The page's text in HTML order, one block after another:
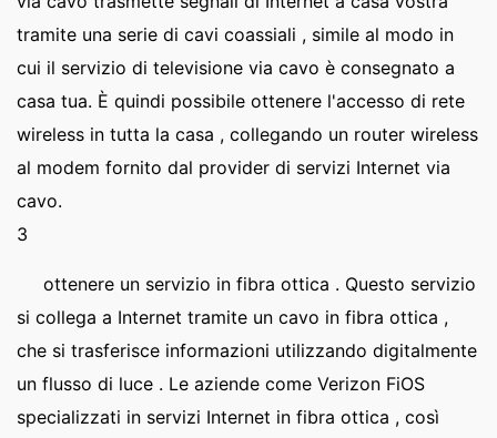
tramite una serie di cavi coassiali , simile al modo in
cui il servizio di televisione via cavo è consegnato a
casa tua. È quindi possibile ottenere l'accesso di rete
wireless in tutta la casa , collegando un router wireless
al modem fornito dal provider di servizi Internet via
cavo.
3
ottenere un servizio in fibra ottica . Questo servizio
si collega a Internet tramite un cavo in fibra ottica ,
che si trasferisce informazioni utilizzando digitalmente
un flusso di luce . Le aziende come Verizon FiOS
specializzati in servizi Internet in fibra ottica , così